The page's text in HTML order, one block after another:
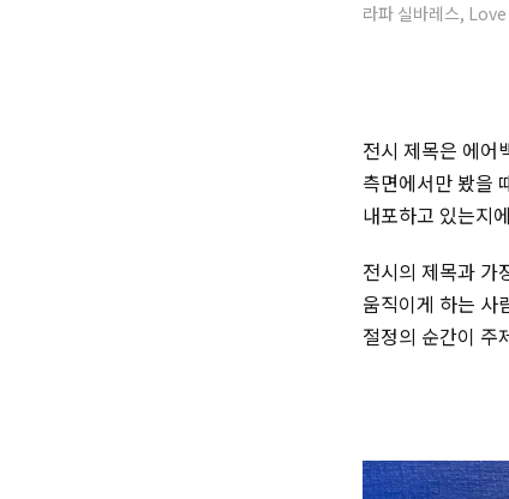
라파 실바레스,
전시 제목은 에어
측면에서만 봤을
내포하고 있는지
전시의 제목과 가
움직이게 하는 사
절정의 순간이 주